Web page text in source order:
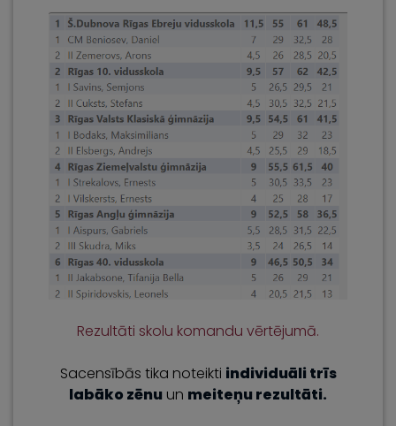
Rezultāti skolu komandu vērtējumā.
Sacensībās tika noteikti individuāli trīs
labāko zēnu un meiteņu rezultāti.